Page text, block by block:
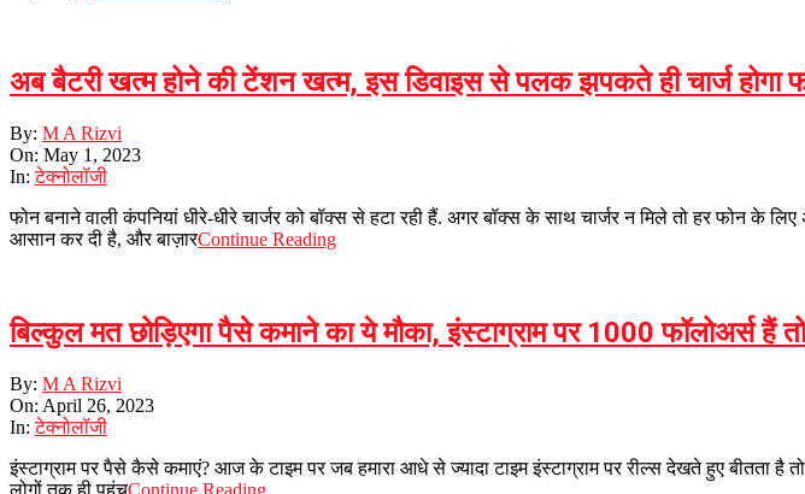
अब बैटरी खत्म होने की टेंशन खत्म, इस डिवाइस से पलक झपकते ही चार्ज होगा
2023-
05-
01
By: M A Rizvi
On: May 1, 2023
In: टेक्नोलॉजी
फोन बनाने वाली कंपनियां धीरे-धीरे चार्जर को बॉक्स से हटा रही हैं. अगर बॉक्स के साथ चार्जर न मिले तो हर फोन के
आसान कर दी है, और बाज़ारContinue Reading
बिल्कुल मत छोड़िएगा पैसे कमाने का ये मौका, इंस्टाग्राम पर 1000 फॉलोअर्स हैं तो
2023-
04-
26
By: M A Rizvi
On: April 26, 2023
In: टेक्नोलॉजी
इंस्टाग्राम पर पैसे कैसे कमाएं? आज के टाइम पर जब हमारा आधे से ज्यादा टाइम इंस्टाग्राम पर रील्स देखते हुए बीतता
लोगों तक ही पहुंचContinue Reading